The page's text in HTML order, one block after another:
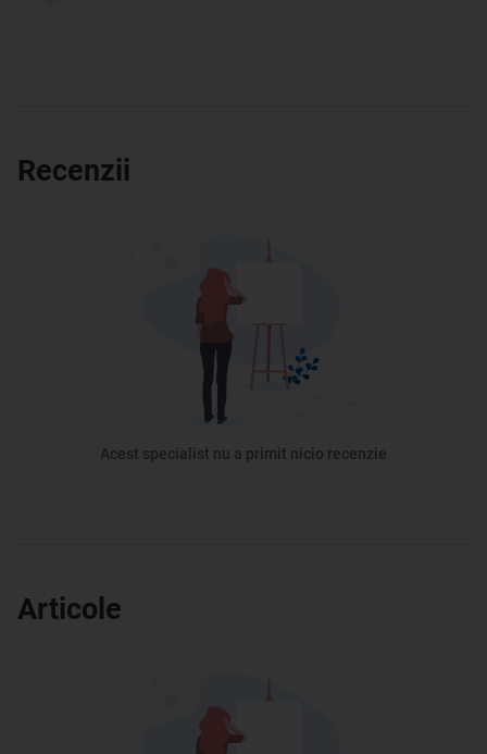
Recenzii
Acest specialist nu a primit nicio recenzie
Articole